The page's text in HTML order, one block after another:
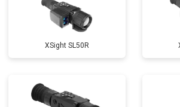
ХSight SL50R